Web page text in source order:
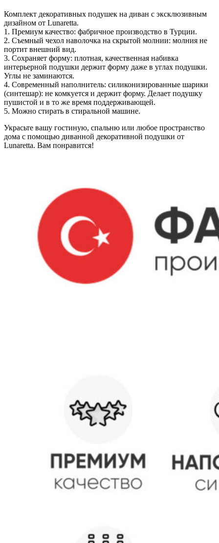
Комплект декоративных подушек на диван с эксклюзивным
дизайном от Lunaretta.
1. Премиум качество: фабричное производство в Турции.
2. Съемный чехол наволочка на скрытой молнии: молния не
портит внешний вид.
3. Сохраняет форму: плотная, качественная набивка
интерьерной подушки держит форму даже в углах подушки.
Углы не заминаются.
4. Современный наполнитель: cиликонизированные шарики
(синтешар): не комкуется и держит форму. Делает подушку
пушистой и в то же время поддерживающей.
5. Можно стирать в стиральной машине.
Украсьте вашу гостиную, спальню или любое пространство
дома с помощью диванной декоративной подушки от
Lunaretta. Вам понравится!